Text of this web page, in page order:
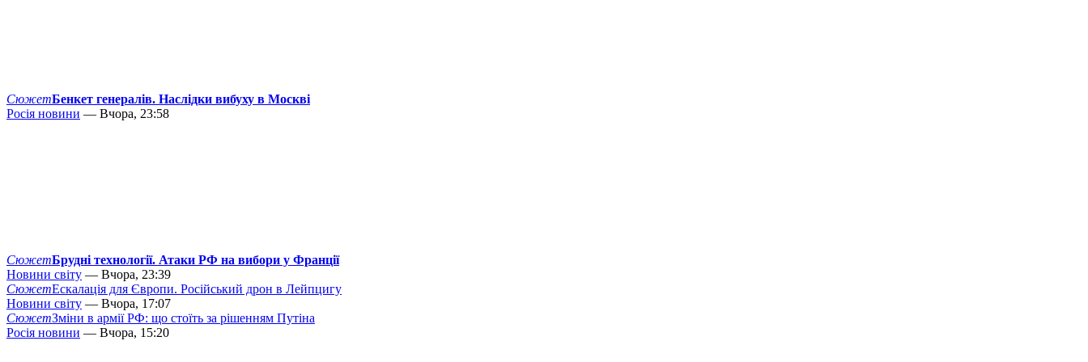
СюжетБенкет генералів. Наслідки вибуху в Москві
Росія новини — Вчора, 23:58
СюжетБрудні технології. Атаки РФ на вибори у Франції
Новини світу — Вчора, 23:39
СюжетЕскалація для Європи. Російський дрон в Лейпцигу
Новини світу — Вчора, 17:07
СюжетЗміни в армії РФ: що стоїть за рішенням Путіна
Росія новини — Вчора, 15:20